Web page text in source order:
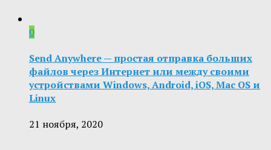
0
Send Anywhere — простая отправка больших
файлов через Интернет или между своими
устройствами Windows, Android, iOS, Mac OS и
Linux
21 ноября, 2020